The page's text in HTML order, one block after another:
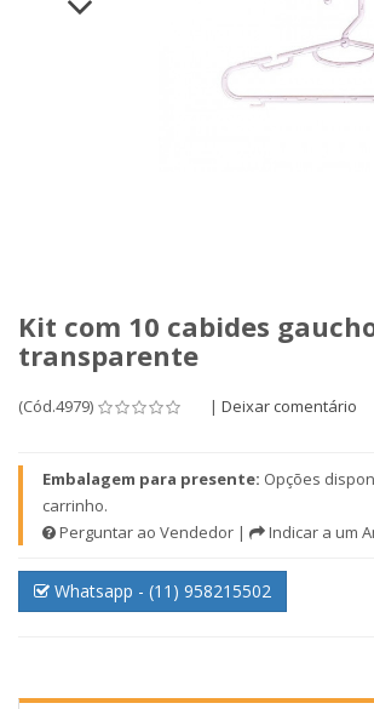
Kit com 10 cabides
transparente
(Cód.4979) | Deixar comentário
Embalagem para presente: Opções
carrinho.
Perguntar ao Vendedor | Indicar a um
Whatsapp - (11) 958215502